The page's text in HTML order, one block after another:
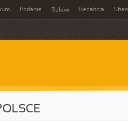
Podanie Raków Redakcja